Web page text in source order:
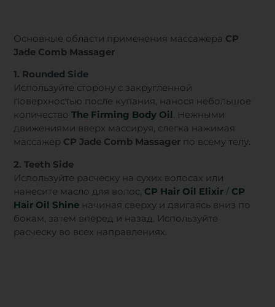
Основные области применения массажера CP
Jade Comb Massager
1. Rounded Side
Используйте сторону с закругленной
поверхностью после купания, нанося небольшое
количествоThe Firming Body Oil. Нежными
движениями вверх массируя, слегка нажимая
массажер CP Jade Comb Massager по всему телу.
2. Teeth Side
Используйте расческу на сухих волосах или
нанесите масло для волос, CP Hair Oil Elixir / CP
Hair Oil Shine начиная сверху и двигаясь вниз по
бокам, затем вперед и назад. Используйте
расческу во всех направлениях.